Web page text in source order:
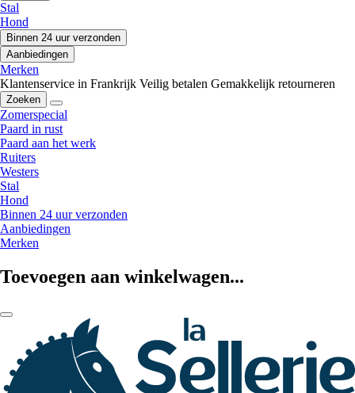
Stal
Hond
Binnen 24 uur verzonden
Aanbiedingen
Merken
Klantenservice in Frankrijk Veilig betalen Gemakkelijk retourneren
Zoeken
Zomerspecial
Paard in rust
Paard aan het werk
Ruiters
Westers
Stal
Hond
Binnen 24 uur verzonden
Aanbiedingen
Merken
Toevoegen aan winkelwagen...